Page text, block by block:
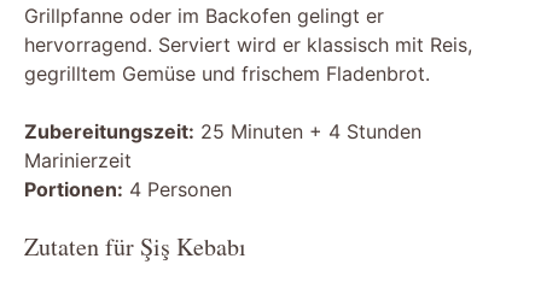
Grillpfanne oder im Backofen gelingt er
hervorragend. Serviert wird er klassisch mit Reis,
gegrilltem Gemüse und frischem Fladenbrot.
Zubereitungszeit: 25 Minuten + 4 Stunden
Marinierzeit
Portionen: 4 Personen
Zutaten für Şiş Kebabı